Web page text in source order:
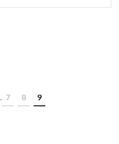
7 8 9